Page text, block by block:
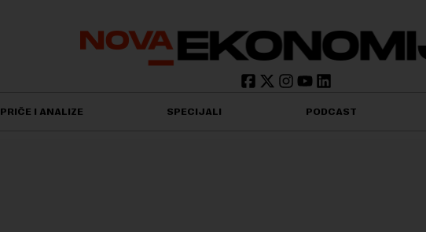
PRIČE I ANALIZE SPECIJALI PODCAST